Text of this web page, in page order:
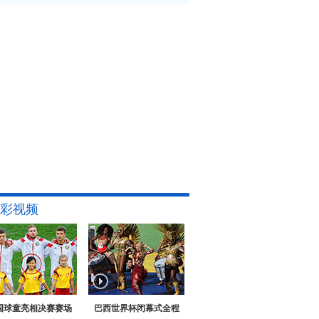
视频
球童亮相决赛赛场 巴西世界杯闭幕式全程